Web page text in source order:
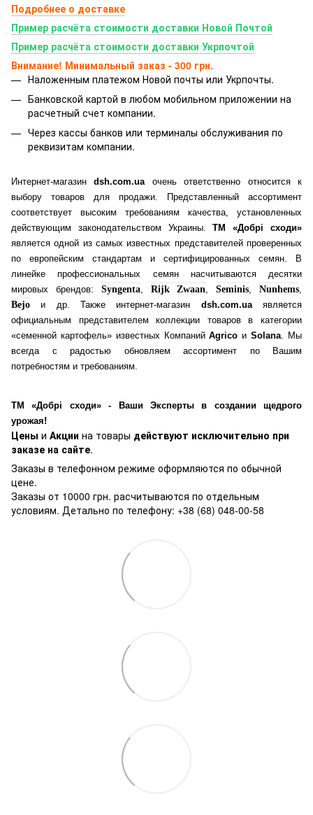
Подробнее о доставке
Пример расчёта стоимости доставки Новой Почтой
Пример расчёта стоимости доставки Укрпочтой
Внимание! Минимальный заказ - 300 грн.
Наложенным платежом Новой почты или Укрпочты.
Банковской картой в любом мобильном приложении на
расчетный счет компании.
Через кассы банков или терминалы обслуживания по
реквизитам компании.
Интернет-магазинdsh.com.ua очень ответственно относится к
выбору товаров для продажи. Представленный ассортимент
соответствует высоким требованиям качества, установленных
действующим законодательством Украины.ТМ «Добрі сходи»
является одной из самых известных представителей проверенных
по европейским стандартам и сертифицированных семян. В
линейке профессиональных семян насчитываются десятки
мировых брендов: Syngenta, Rijk Zwaan ,Seminis ,Nunhems
Bejo и др. Также интернет-магазин dsh.com.uaявляется
официальным представителем коллекции товаров в категории
«семенной картофель» известных КомпанийAgrico иSolana . Мы
всегда с радостью обновляем ассортимент по Вашим
потребностям и требованиям.
ТМ «Добрі сходи» - Ваши Эксперты в создании щедрого
урожая!
Цены и Акции на товары действуют исключительно при
заказе на сайте.
Заказы в телефонном режиме оформляются по обычной
цене.
Заказы от 10000 грн. расчитываются по отдельным
условиям. Детально по телефону: +38 (68) 048-00-58